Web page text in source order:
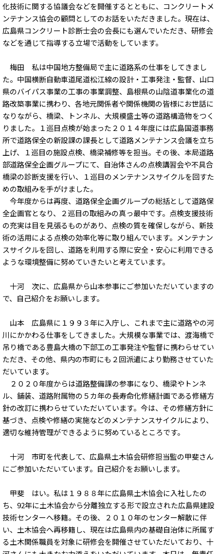
化技術に関する協議会などを開催するとともに、コンクリートメ
ンテナンス協会の顧問としてのお話をいただきました。現在は、
広島県コンクリート診断士会の会長にも選んでいただき、研修会
などを通じて指導する立場で活動をしています。
梅田 私は中国地方整備局で主に道路系の仕事をしてきまし
た。中国横断自動車道尾道松江線の設計・工事発注・監督、山口
県のバイパス事業の工事の事業調整、島根県の山陰道事業化の道
路改築事業に携わり、各地元関係者や関係機関の皆様にお世話に
なりながら、橋梁、トンネル、大規模盛土等の道路構造物をつく
りました。１巡目点検が始まった２０１４年度には広島国道事務
所で道路保全の新設課の課長として道路メンテナンス会議を立ち
上げ、１巡目の施設点検、橋梁補修等を担当。その後、本局道路
部道路保全企画グループにて、自治体さんの点検講習会や不具合
橋梁の診断支援を行い、１巡目のメンテナンスサイクルを回すた
めの取組みを手がけました。
今年度からは再度、道路保全企画グループの総括として道路保
全企画官となり、２巡目の取組みの真っ最中です。点検支援技術
の充実は目を見張るものがあり、点検の質を確保しながら、新技
術の活用による点検の効率化等に取り組んでいます。メンテナン
スサイクルを回し、道路を利用する際に安全・安心に利用できる
ような環境整備に努めていきたいと考えています。
十河 次に、広島県から山本参事にご参加いただいていますの
で、自己紹介をお願いします。
山本 広島県に１９９３年に入庁し、これまで主に道路やの河
川にかかわる仕事をしてきました。大規模な事業では、渡海橋で
吊り橋である豊島大橋の下部工の工事発注や監督に携わらせてい
ただき、その他、県内の市町にも２回派遣により勤務させていた
だいています。
２０２０年度からは道路整備課の参事になり、橋梁やトンネ
ル、舗装、道路附属物の５カ年の長寿命化修繕計画である修繕方
針の改訂に携わらせていただいています。今は、その修繕方針に
基づき、点検や修繕の実施などのメンテナンスサイクルにより、
適切な維持管理ができるように努めているところです。
十河 市町を代表して、広島県土木協会研修担当監の甲斐さん
にご参加いただいています。自己紹介をお願いします。
甲斐 はい。私は１９８８年に広島県土木協会に入社したの
ち、92年に土木協会から分離独立する形で設立された広島県建設
技術センターへ移籍。その後、２０１０年のセンター解散に伴
い、土木協会へ再移籍し、現在は広島県内の基礎自治体に所属す
る土木関係職員を対象に研修会を開催させていただいており、十